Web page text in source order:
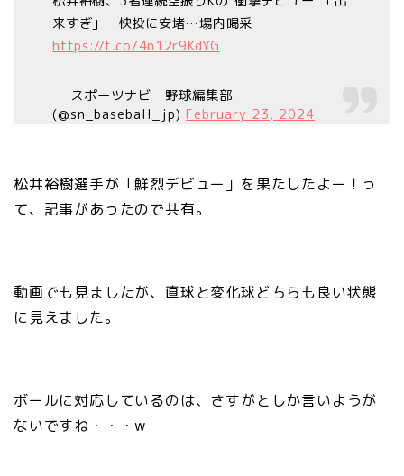
来すぎ」 快投に安堵…場内喝采
https://t.co/4n12r9KdYG
— スポーツナビ 野球編集部
(@sn_baseball_jp) February 23, 2024
松井裕樹選手が「鮮烈デビュー」を果たしたよー！っ
て、記事があったので共有。
動画でも見ましたが、直球と変化球どちらも良い状態
に見えました。
ボールに対応しているのは、さすがとしか言いようが
ないですね・・・w